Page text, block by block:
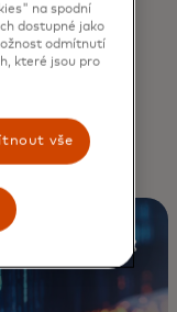
a obrany
sektoru:
na spodní
dostupné jako
odmítnutí
které jsou pro
vše